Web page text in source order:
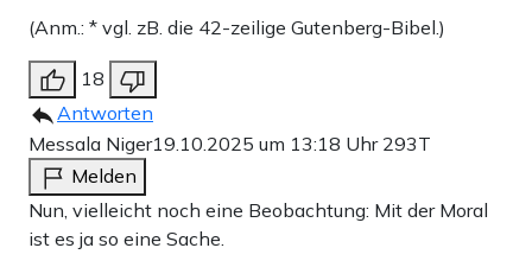
(Anm.: * vgl. zB. die 42-zeilige Gutenberg-Bibel.)
18
Antworten
Messala Niger19.10.2025 um 13:18 Uhr 293T
Melden
Nun, vielleicht noch eine Beobachtung: Mit der Moral
ist es ja so eine Sache.